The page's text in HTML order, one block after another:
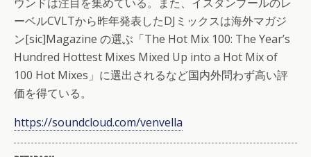
ーベルCVLTから昨年発表したDJミックスは海外マガジ
ン[sic]Magazine の選ぶ「The Hot Mix 100: The Year’s
Hundred Hottest Mixes Mixed Up into a Hot Mix of
100 Hot Mixes」に選出されるなど国内外問わず高い評
価を得ている。
https://soundcloud.com/venvella